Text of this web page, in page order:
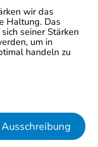
wir das
Haltung. Das
seiner Stärken
um in
handeln zu
Ausschreibung